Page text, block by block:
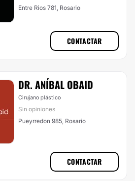
Entre Rios 781, Rosario
CONTACTAR
DR. ANÍBAL OBAID
Cirujano plástico
Sin opiniones
Pueyrredon 985, Rosario
CONTACTAR